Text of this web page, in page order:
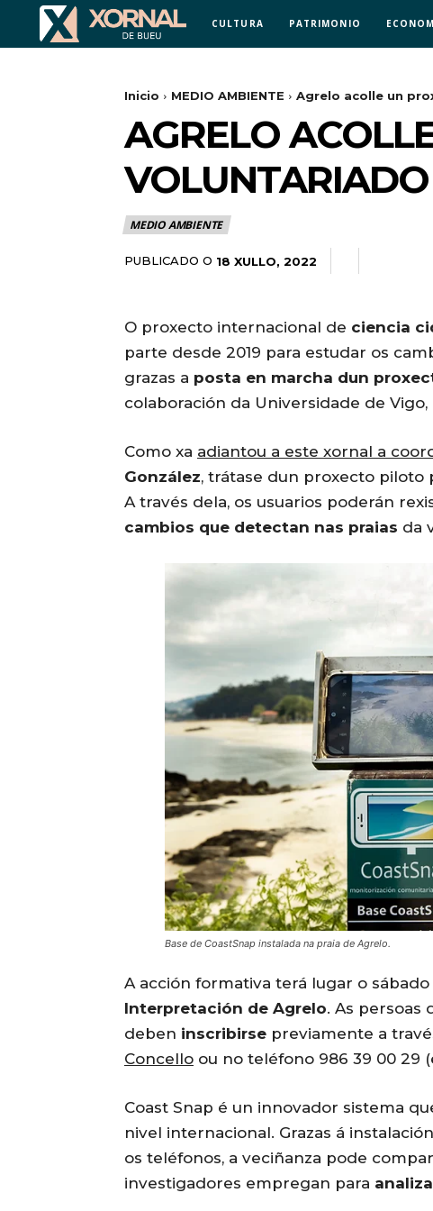
CULTURA PATRIMONIO
Inicio MEDIO AMBIENTE Agrelo acolle un
AGRELO
MEDIO AMBIENTE
PUBLICADO O 18 XULLO, 2022
O proxecto internacional de ciencia
parte desde 2019 para estudar os
grazas a posta en marcha dun
colaboración da Universidade de Vigo,
Como xa adiantou a este xornal a
González, trátase dun proxecto piloto
A través dela, os usuarios poderán
cambios que detectan nas praias da
Base de CoastSnap instalada na praia de Agrelo.
A acción formativa terá lugar o sábado
Interpretación de Agrelo. As persoas
deben inscribirse previamente a
Concello ou no teléfono 986 39 00 29
Coast Snap é un innovador sistema
nivel internacional. Grazas á
os teléfonos, a veciñanza pode
investigadores empregan para